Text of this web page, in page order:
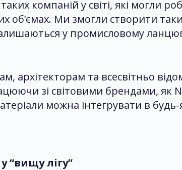
компаній у світі, які могли
об’ємах. Ми змогли створити
у промисловому
архітекторам та всесвітньо
зі світовими брендами, як
можна інтегрувати в будь-
“вищу лігу”